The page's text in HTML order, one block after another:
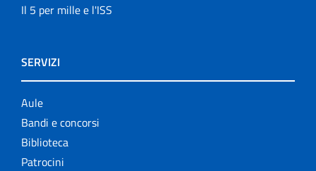
Il 5 per mille e l'ISS
SERVIZI
Aule
Bandi e concorsi
Biblioteca
Patrocini